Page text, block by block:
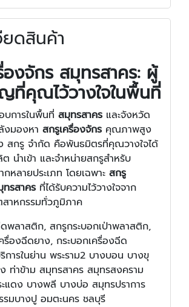
ยดสินค้า
องจักร สมุทรสาคร: ผู้
ที่คุณไว้วางใจในพื้นที่
บการในพื้นที่ สมุทรสาคร และจังหวัด
งมองหา สกรูเครื่องจักร คุณภาพสูง
สกรู จำกัด คือพันธมิตรที่คุณวางใจได้
ต นำเข้า และจำหน่ายสกรูสำหรับ
หลายประเภท โดยเฉพาะ สกรู
ทรสาคร ที่ได้รับความไว้วางใจจาก
สาหกรรมทั่วภูมิภาค
พลาสติก, สกรูกระบอกเป่าพลาสติก,
รื่องฉีดยาง, กระบอกเครื่องฉีด
ารในย่าน พระราม2 บางบอน บางขุ
ท่าข้าม สมุทรสาคร สมุทรสงคราม
ะแดง บางพลี บางบ่อ สมุทรปราการ
มบางปู อมตะนคร ชลบุรี